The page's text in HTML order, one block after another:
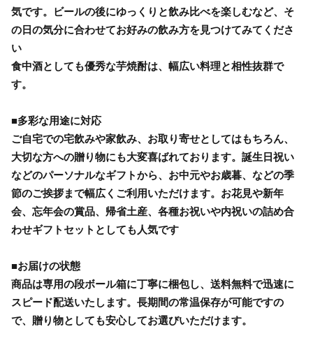
気です。ビールの後にゆっくりと飲み比べを楽しむなど、そ
の日の気分に合わせてお好みの飲み方を見つけてみてくださ
い
食中酒としても優秀な芋焼酎は、幅広い料理と相性抜群で
す。
■多彩な用途に対応
ご自宅での宅飲みや家飲み、お取り寄せとしてはもちろん、
大切な方への贈り物にも大変喜ばれております。誕生日祝い
などのパーソナルなギフトから、お中元やお歳暮、などの季
節のご挨拶まで幅広くご利用いただけます。お花見や新年
会、忘年会の賞品、帰省土産、各種お祝いや内祝いの詰め合
わせギフトセットとしても人気です
■お届けの状態
商品は専用の段ボール箱に丁寧に梱包し、送料無料で迅速に
スピード配送いたします。長期間の常温保存が可能ですの
で、贈り物としても安心してお選びいただけます。